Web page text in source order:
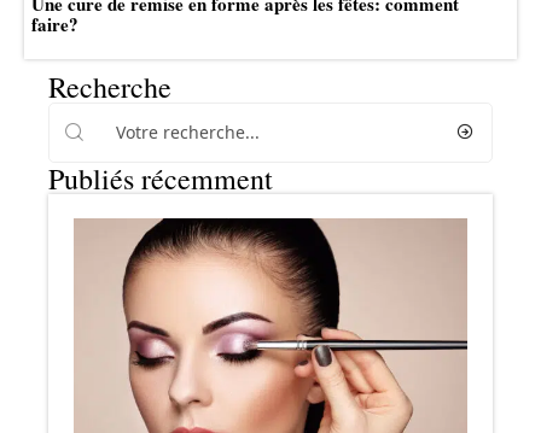
faire?
Recherche
Publiés récemment